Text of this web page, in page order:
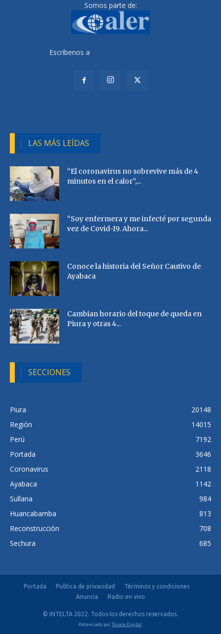
Somos parte de:
Escríbenos a
LAS MÁS LEÍDAS
“El coronavirus no sobrevive más de 4
minutos en el calor”,...
“Soy enfermera y me infecté por segunda
vez de Covid-19. Ahora...
Conoce la historia del Señor Cautivo de
Ayabaca
Cambian horario del toque de queda en
Piura y otras 4...
SECCIONES
Piura
20148
Región
14015
Perú
7192
Portada
3646
Coronavirus
2118
Ayabaca
1142
Sullana
984
Huancabamba
813
Reconstrucción
708
Sechura
685
Portada Política de privacidad
Términos y condiciones
Anuncia
Radio en vivo
© INTELTA 2022. Todos los derechos reservados.
Potenciado porTávara Digital